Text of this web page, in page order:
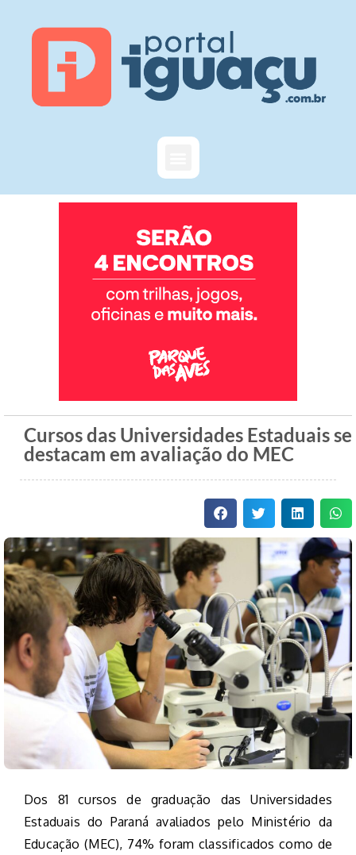
Cursos das Universidades Estaduais se
destacam em avaliação do MEC
Dos 81 cursos de graduação das Universidades
Estaduais do Paraná avaliados pelo Ministério da
Educação (MEC), 74% foram classificados como de